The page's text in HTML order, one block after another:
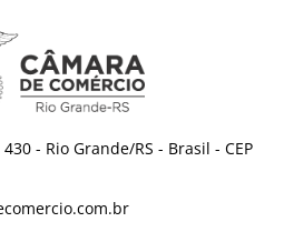
- Rio Grande/RS - Brasil - CEP